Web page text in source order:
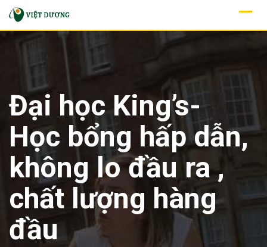
Skip
Đại học King’s-
Học bổng hấp dẫn,
không lo đầu ra ,
chất lượng hàng
đầu